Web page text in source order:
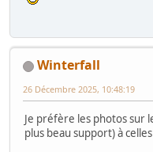
Winterfall
26 Décembre 2025, 10:48:19
Je préfère les photos sur
plus beau support) à